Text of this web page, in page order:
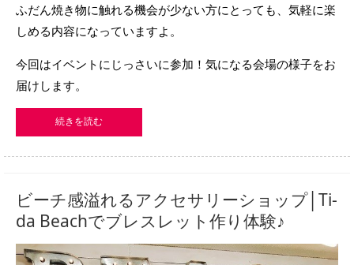
ふだん焼き物に触れる機会が少ない方にとっても、気軽に楽
しめる内容になっていますよ。
今回はイベントにじっさいに参加！気になる会場の様子をお
届けします。
続きを読む
ビーチ感溢れるアクセサリーショップ│Ti-
da Beachでブレスレット作り体験♪